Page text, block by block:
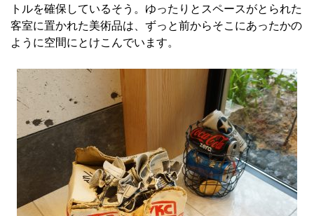
トルを確保しているそう。ゆったりとスペースがとられた
客室に置かれた美術品は、ずっと前からそこにあったかの
ように空間にとけこんでいます。